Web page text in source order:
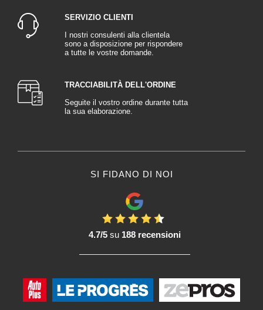
SERVIZIO CLIENTI
I nostri consulenti alla clientela
sono a disposizione per rispondere
a tutte le vostre domande.
TRACCIABILITÀ DELL'ORDINE
Seguite il vostro ordine durante tutta
la sua elaborazione.
SI FIDANO DI NOI
4.7/5su 188 recensioni